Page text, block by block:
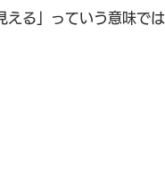
える」っていう意味で